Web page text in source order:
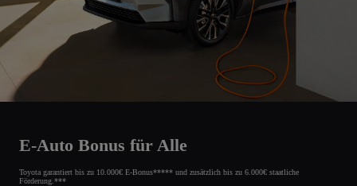
E-Auto Bonus für Alle
Toyota garantiert bis zu 10.000€ E-Bonus***** und zusätzlich bis zu 6.000€ staatliche
Förderung.***